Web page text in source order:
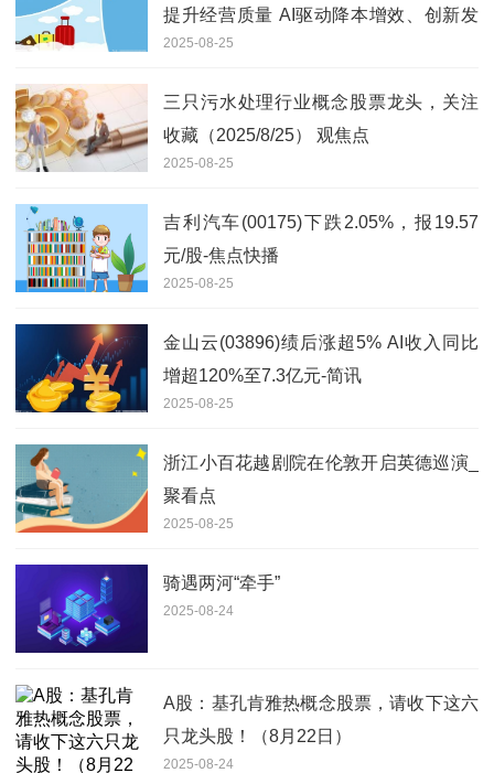
提升经营质量 AI驱动降本增效、创新发
展
2025-08-25
三只污水处理行业概念股票龙头，关注
收藏（2025/8/25） 观焦点
2025-08-25
吉利汽车(00175)下跌2.05%，报19.57
元/股-焦点快播
2025-08-25
金山云(03896)绩后涨超5% AI收入同比
增超120%至7.3亿元-简讯
2025-08-25
浙江小百花越剧院在伦敦开启英德巡演_
聚看点
2025-08-25
骑遇两河“牵手”
2025-08-24
A股：基孔肯雅热概念股票，请收下这六
只龙头股！（8月22日）
2025-08-24